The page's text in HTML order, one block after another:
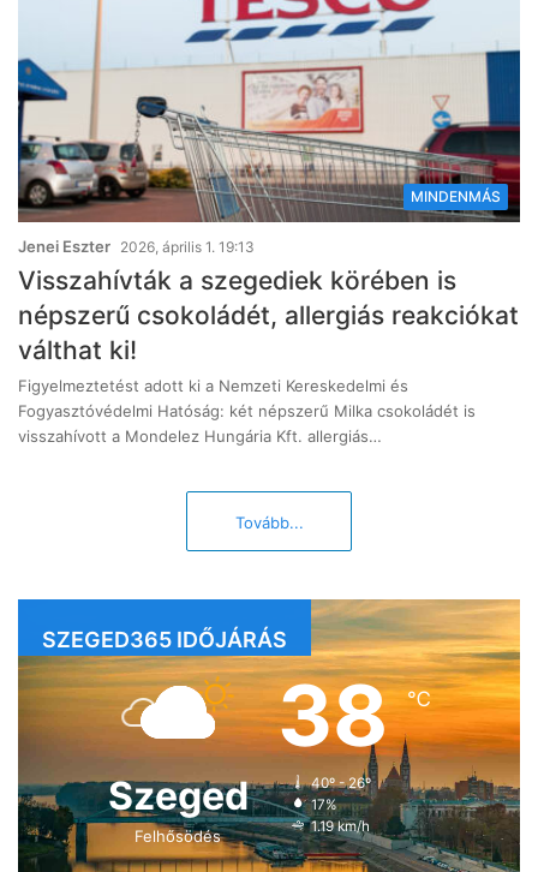
MINDENMÁS
Jenei Eszter 2026, április 1. 19:13
Visszahívták a szegediek körében is
népszerű csokoládét, allergiás reakciókat
válthat ki!
Figyelmeztetést adott ki a Nemzeti Kereskedelmi és
Fogyasztóvédelmi Hatóság: két népszerű Milka csokoládét is
visszahívott a Mondelez Hungária Kft. allergiás…
Tovább...
SZEGED365 IDŐJÁRÁS
Szeged
Felhősödés
38℃
40º - 26º
17%
1.19 km/h